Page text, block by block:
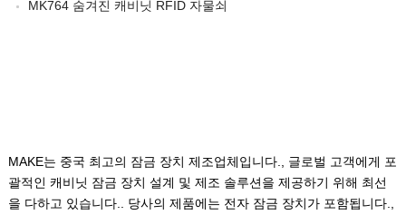
MK764 숨겨진 캐비닛 RFID 자물쇠
MAKE는 중국 최고의 잠금 장치 제조업체입니다., 글로벌 고객에게 포
괄적인 캐비닛 잠금 장치 설계 및 제조 솔루션을 제공하기 위해 최선
을 다하고 있습니다.. 당사의 제품에는 전자 잠금 장치가 포함됩니다.,